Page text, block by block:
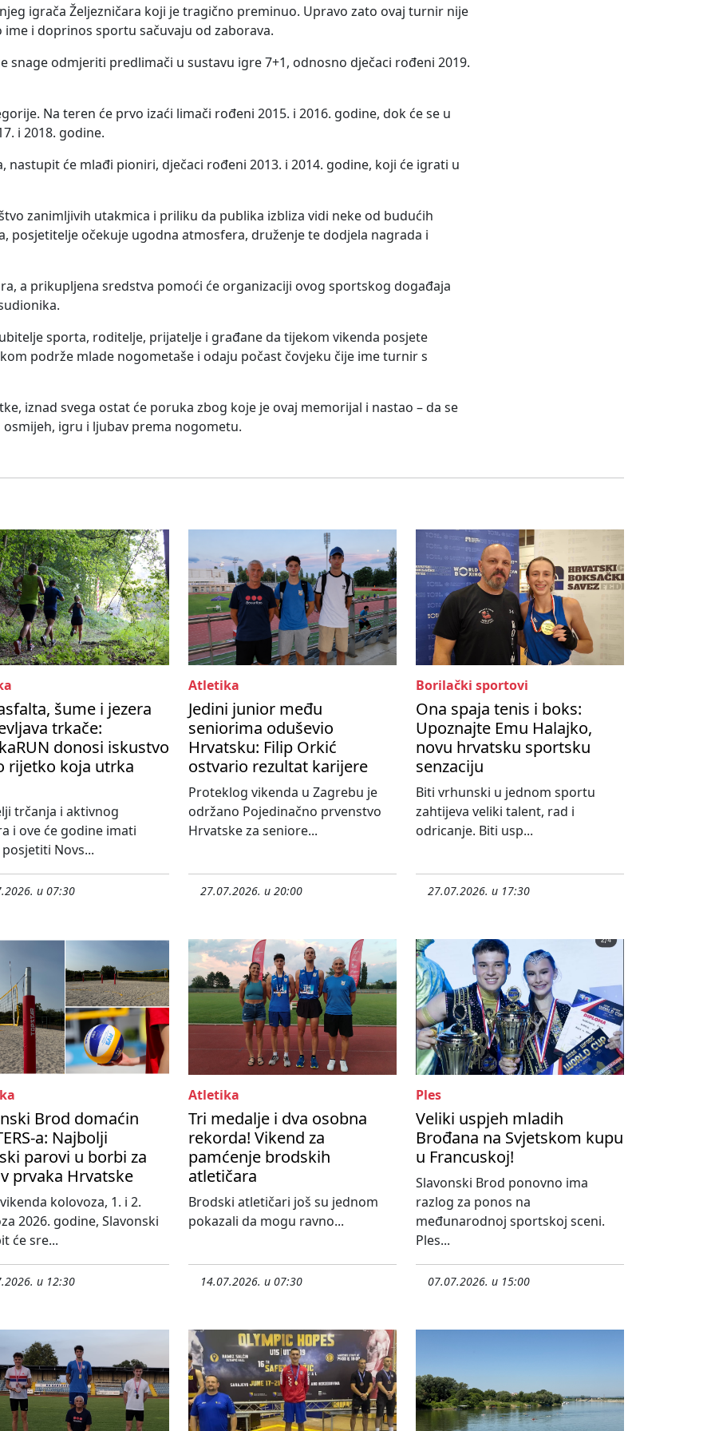
igrača Željezničara koji je tragično preminuo. Upravo zato ovaj turnir nije
i doprinos sportu sačuvaju od zaborava.
snage odmjeriti predlimači u sustavu igre 7+1, odnosno dječaci rođeni 2019.
Na teren će prvo izaći limači rođeni 2015. i 2016. godine, dok će se u
i 2018. godine.
će mlađi pioniri, dječaci rođeni 2013. i 2014. godine, koji će igrati u
zanimljivih utakmica i priliku da publika izbliza vidi neke od budućih
posjetitelje očekuje ugodna atmosfera, druženje te dodjela nagrada i
a prikupljena sredstva pomoći će organizaciji ovog sportskog događaja
sporta, roditelje, prijatelje i građane da tijekom vikenda posjete
podrže mlade nogometaše i odaju počast čovjeku čije ime turnir s
iznad svega ostat će poruka zbog koje je ovaj memorijal i nastao – da se
igru i ljubav prema nogometu.
šume i jezera
trkače:
donosi iskustvo
rijetko koja utrka
trčanja i aktivnog
i ove će godine imati
Novs...
u 07:30
Atletika
Jedini junior među
seniorima oduševio
Hrvatsku: Filip Orkić
ostvario rezultat karijere
Proteklog vikenda u Zagrebu je
održano Pojedinačno prvenstvo
Hrvatske za seniore...
27.07.2026. u 20:00
Borilački sportovi
Ona spaja tenis i boks:
Upoznajte Emu Halajko,
novu hrvatsku sportsku
senzaciju
Biti vrhunski u jednom sportu
zahtijeva veliki talent, rad i
odricanje. Biti usp...
27.07.2026. u 17:30
Brod domaćin
a: Najbolji
parovi u borbi za
prvaka Hrvatske
kolovoza, 1. i 2.
2026. godine, Slavonski
će sre...
u 12:30
Atletika
Tri medalje i dva osobna
rekorda! Vikend za
pamćenje brodskih
atletičara
Brodski atletičari još su jednom
pokazali da mogu ravno...
14.07.2026. u 07:30
Ples
Veliki uspjeh mladih
Brođana na Svjetskom kupu
u Francuskoj!
Slavonski Brod ponovno ima
razlog za ponos na
međunarodnoj sportskoj sceni.
Ples...
07.07.2026. u 15:00